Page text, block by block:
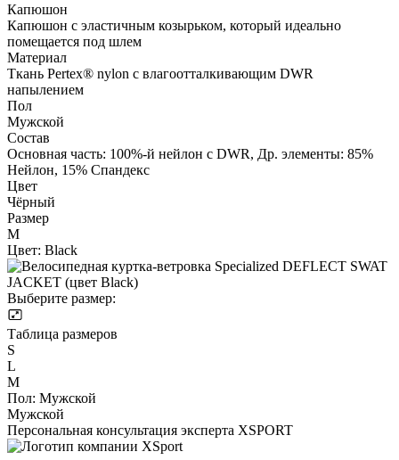
Капюшон
Капюшон с эластичным козырьком, который идеально
помещается под шлем
Материал
Ткань Pertex® nylon с влагоотталкивающим DWR
напылением
Пол
Мужской
Состав
Основная часть: 100%-й нейлон с DWR, Др. элементы: 85%
Нейлон, 15% Спандекс
Цвет
Чёрный
Размер
M
Цвет: Black
Выберите размер:
Таблица размеров
S
L
M
Пол: Мужской
Мужской
Персональная консультация эксперта XSPORT